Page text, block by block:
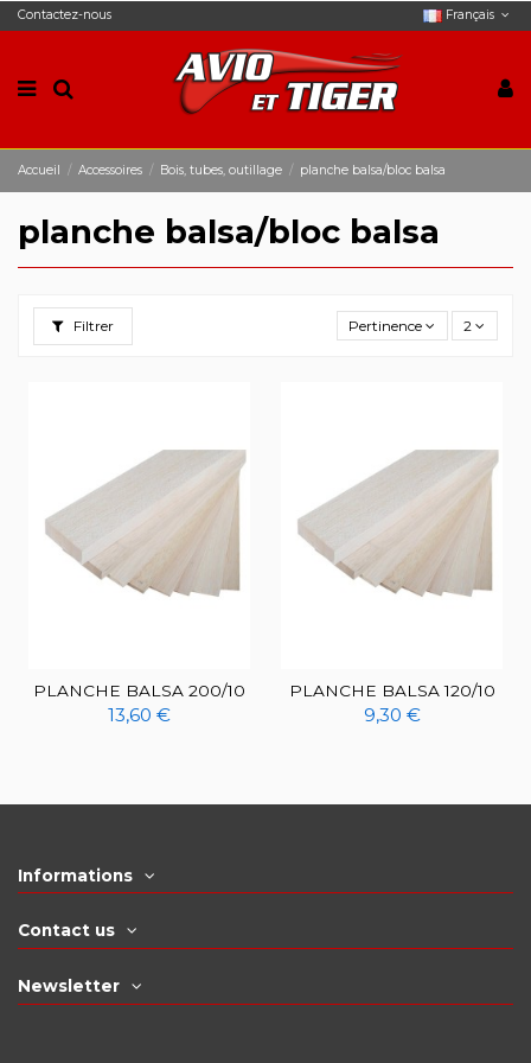
Contactez-nous Français
Accueil Accessoires Bois, tubes, outillage planche balsa/bloc balsa
planche balsa/bloc balsa
Filtrer Pertinence 2
PLANCHE BALSA 200/10
13,60 €
PLANCHE BALSA 120/10
9,30 €
Informations
Contact us
Newsletter